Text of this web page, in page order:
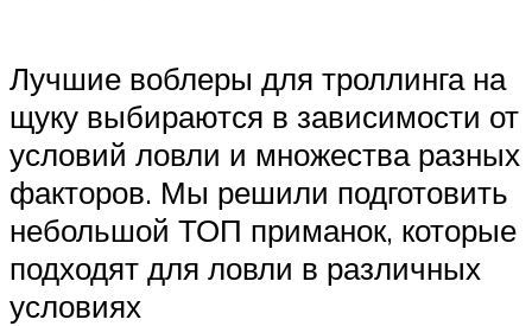
Лучшие воблеры для троллинга на
щуку выбираются в зависимости от
условий ловли и множества разных
факторов. Мы решили подготовить
небольшой ТОП приманок, которые
подходят для ловли в различных
условиях